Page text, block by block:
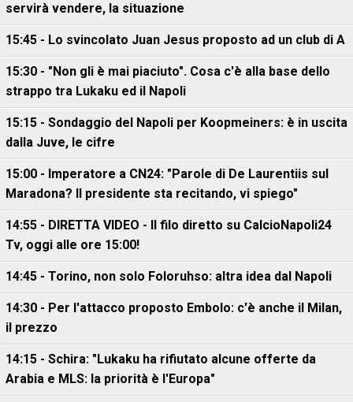
servirà vendere, la situazione
15:45 - Lo svincolato Juan Jesus proposto ad un club di A
15:30 - "Non gli è mai piaciuto". Cosa c'è alla base dello
strappo tra Lukaku ed il Napoli
15:15 - Sondaggio del Napoli per Koopmeiners: è in uscita
dalla Juve, le cifre
15:00 - Imperatore a CN24: "Parole di De Laurentiis sul
Maradona? Il presidente sta recitando, vi spiego"
14:55 - DIRETTA VIDEO - Il filo diretto su CalcioNapoli24
Tv, oggi alle ore 15:00!
14:45 - Torino, non solo Foloruhso: altra idea dal Napoli
14:30 - Per l'attacco proposto Embolo: c'è anche il Milan,
il prezzo
14:15 - Schira: "Lukaku ha rifiutato alcune offerte da
Arabia e MLS: la priorità è l'Europa"